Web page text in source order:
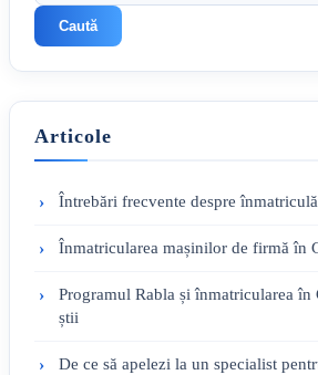
Caută
Articole
Întrebări frecvente despre
Înmatricularea mașinilor de firmă în
Programul Rabla și înmatricularea în
știi
De ce să apelezi la un specialist